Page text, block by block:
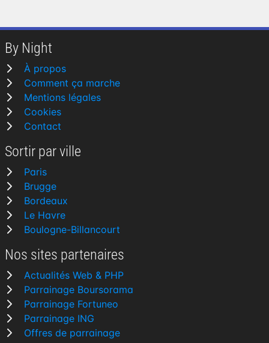
By Night
À propos
Comment ça marche
Mentions légales
Cookies
Contact
Sortir par ville
Paris
Brugge
Bordeaux
Le Havre
Boulogne-Billancourt
Nos sites partenaires
Actualités Web & PHP
Parrainage Boursorama
Parrainage Fortuneo
Parrainage ING
Offres de parrainage